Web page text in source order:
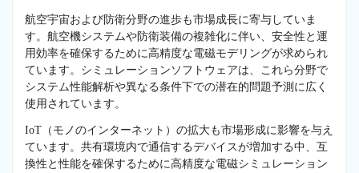
航空宇宙および防衛分野の進歩も市場成長に寄与していま
す。航空機システムや防衛装備の複雑化に伴い、安全性と運
用効率を確保するために高精度な電磁モデリングが求められ
ています。シミュレーションソフトウェアは、これら分野で
システム性能解析や異なる条件下での潜在的問題予測に広く
使用されています。
IoT（モノのインターネット）の拡大も市場形成に影響を与え
ています。共有環境内で通信するデバイスが増加する中、互
換性と性能を確保するために高精度な電磁シミュレーション